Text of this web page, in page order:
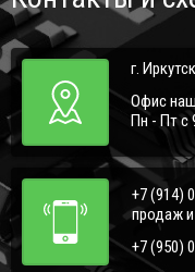
г.
Офис
Пн - Пт с
+7 (914)
продаж
+7 (950)